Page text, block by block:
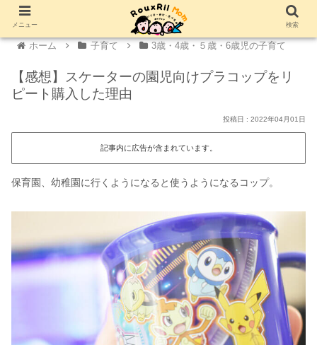
ホーム 子育て 3歳・4歳・５歳・6歳児の子育て
【感想】スケーターの園児向けプラコップをリ
ピート購入した理由
2022年04月01日
記事内に広告が含まれています。
保育園、幼稚園に行くようになると使うようになるコップ。
メニュー 検索